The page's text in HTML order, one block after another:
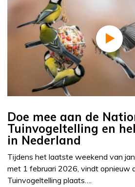
Doe mee aan de
Tuinvogeltelling en
in Nederland
Tijdens het laatste weekend van
met 1 februari 2026, vindt opnieuw
Tuinvogeltelling plaats….